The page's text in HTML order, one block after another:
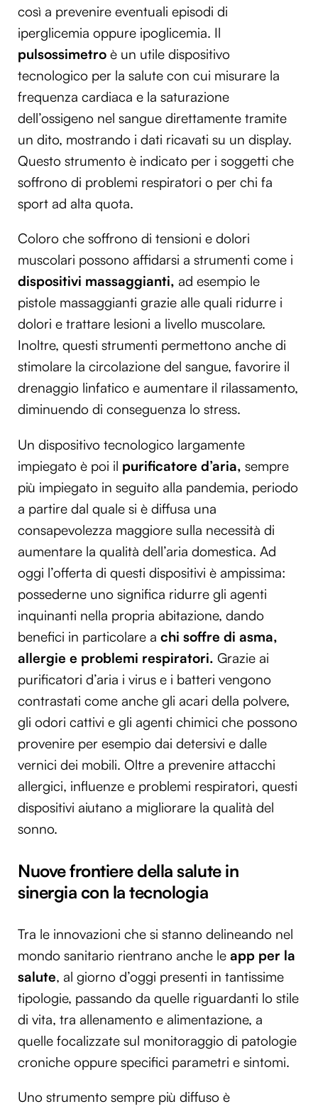
così a prevenire eventuali episodi di
iperglicemia oppure ipoglicemia. Il
pulsossimetro è un utile dispositivo
tecnologico per la salute con cui misurare la
frequenza cardiaca e la saturazione
dell’ossigeno nel sangue direttamente tramite
un dito, mostrando i dati ricavati su un display.
Questo strumento è indicato per i soggetti che
soffrono di problemi respiratori o per chi fa
sport ad alta quota.
Coloro che soffrono di tensioni e dolori
muscolari possono affidarsi a strumenti come i
dispositivi massaggianti, ad esempio le
pistole massaggianti grazie alle quali ridurre i
dolori e trattare lesioni a livello muscolare.
Inoltre, questi strumenti permettono anche di
stimolare la circolazione del sangue, favorire il
drenaggio linfatico e aumentare il rilassamento,
diminuendo di conseguenza lo stress.
Un dispositivo tecnologico largamente
impiegato è poi il purificatore d’aria, sempre
più impiegato in seguito alla pandemia, periodo
a partire dal quale si è diffusa una
consapevolezza maggiore sulla necessità di
aumentare la qualità dell’aria domestica. Ad
oggi l’offerta di questi dispositivi è ampissima:
possederne uno significa ridurre gli agenti
inquinanti nella propria abitazione, dando
benefici in particolare a chi soffre di asma,
allergie e problemi respiratori. Grazie ai
purificatori d’aria i virus e i batteri vengono
contrastati come anche gli acari della polvere,
gli odori cattivi e gli agenti chimici che possono
provenire per esempio dai detersivi e dalle
vernici dei mobili. Oltre a prevenire attacchi
allergici, influenze e problemi respiratori, questi
dispositivi aiutano a migliorare la qualità del
sonno.
Nuove frontiere della salute in
sinergia con la tecnologia
Tra le innovazioni che si stanno delineando nel
mondo sanitario rientrano anche le app per la
salute, al giorno d’oggi presenti in tantissime
tipologie, passando da quelle riguardanti lo stile
di vita, tra allenamento e alimentazione, a
quelle focalizzate sul monitoraggio di patologie
croniche oppure specifici parametri e sintomi.
Uno strumento sempre più diffuso è